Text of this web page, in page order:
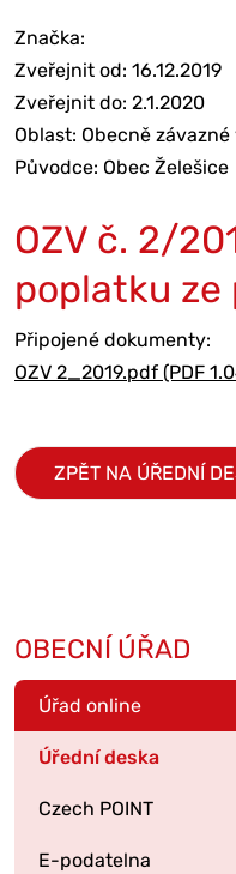
Značka:
Zveřejnit od: 16.12.2019
Zveřejnit do: 2.1.2020
Oblast: Obecně
Původce: Obec Želešice
OZV č. 2/
poplatku ze
Připojené dokumenty:
OZV 2_2019.pdf (PDF
ZPĚT NA ÚŘEDNÍ
OBECNÍ ÚŘAD
Úřad online
Úřední deska
Czech POINT
E-podatelna